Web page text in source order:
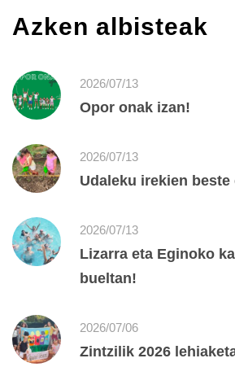
Azken albisteak
2026/07/13
Opor onak izan!
2026/07/13
Udaleku irekien beste
2026/07/13
Lizarra eta Eginoko
bueltan!
2026/07/06
Zintzilik 2026